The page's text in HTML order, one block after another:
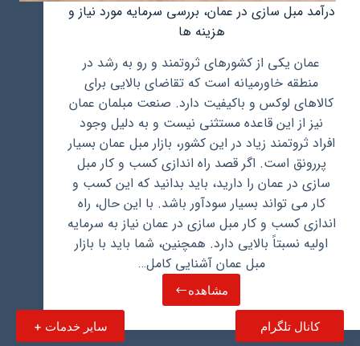
درآمد مبل سازی در عمان، بررسی سرمایه مورد نیاز و
هزینه ها
عمان یکی از کشورهای ثروتمند و رو به رشد در
منطقه خاورمیانه است که تقاضای بالایی برای
کالاهای لوکس و باکیفیت دارد. صنعت مبلمان عمان
نیز از این قاعده مستثنی نیست و به دلیل وجود
افراد ثروتمند زیاد در این کشور، بازار مبل عمان بسیار
پررونق است. اگر قصد راه اندازی کسب و کار مبل
سازی در عمان را دارید، باید بدانید که این کسب و
کار می تواند بسیار سودآور باشد. با این حال، راه
اندازی کسب و کار مبل سازی در عمان نیاز به سرمایه
اولیه نسبتاً بالایی دارد. همچنین، شما باید با بازار
مبل عمان آشنایی کامل…
مشاهدهدرآمد
سازی
کانال تلگرام سایر خدمات +